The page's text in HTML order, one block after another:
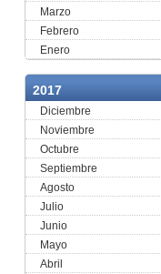
Marzo
Febrero
Enero
2017
Diciembre
Noviembre
Octubre
Septiembre
Agosto
Julio
Junio
Mayo
Abril